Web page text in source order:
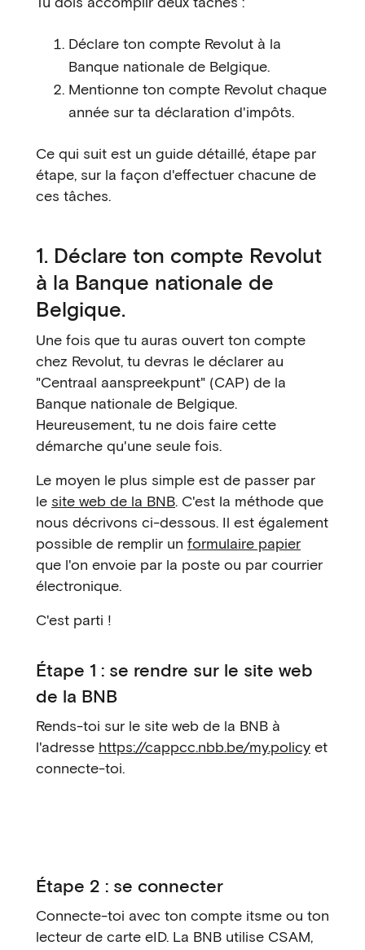
Déclare ton compte Revolut à la
Banque nationale de Belgique.
Mentionne ton compte Revolut chaque
année sur ta déclaration d'impôts.
Ce qui suit est un guide détaillé, étape par
étape, sur la façon d'effectuer chacune de
ces tâches.
1. Déclare ton compte Revolut
à la Banque nationale de
Belgique.
Une fois que tu auras ouvert ton compte
chez Revolut, tu devras le déclarer au
"Centraal aanspreekpunt" (CAP) de la
Banque nationale de Belgique.
Heureusement, tu ne dois faire cette
démarche qu'une seule fois.
Le moyen le plus simple est de passer par
le site web de la BNB. C'est la méthode que
nous décrivons ci-dessous. Il est également
possible de remplir un formulaire papier
que l'on envoie par la poste ou par courrier
électronique.
C'est parti !
Étape 1 : se rendre sur le site web
de la BNB
Rends-toi sur le site web de la BNB à
l'adresse https://cappcc.nbb.be/my.policy et
connecte-toi.
Étape 2 : se connecter
Connecte-toi avec ton compte itsme ou ton
lecteur de carte eID. La BNB utilise CSAM,